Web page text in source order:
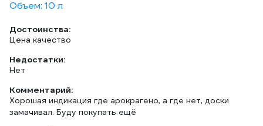
Объем: 10 л
Достоинства:
Цена качество
Недостатки:
Нет
Комментарий:
Хорошая индикация где арокрагено, а где нет, доски
замачивал. Буду покупать ещё